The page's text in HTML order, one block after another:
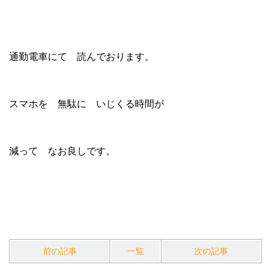
通勤電車にて 読んでおります。
スマホを 無駄に いじくる時間が
減って なお良しです。
前の記事 一覧 次の記事